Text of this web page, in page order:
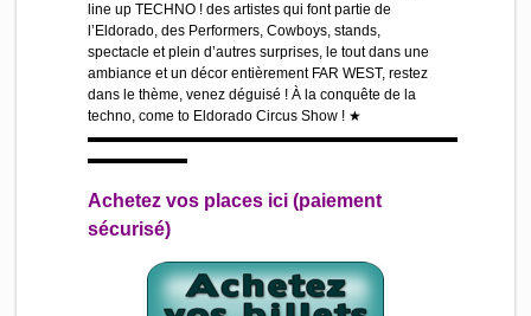
line up TECHNO ! des artistes qui font partie de
l’Eldorado, des Performers, Cowboys, stands,
spectacle et plein d’autres surprises, le tout dans une
ambiance et un décor entièrement FAR WEST, restez
dans le thème, venez déguisé ! À la conquête de la
techno, come to Eldorado Circus Show ! ★
▬▬▬▬▬▬▬▬▬▬▬▬▬▬▬▬▬▬▬▬▬▬▬▬▬▬
▬▬▬▬▬▬▬
Achetez vos places ici (paiement
sécurisé)